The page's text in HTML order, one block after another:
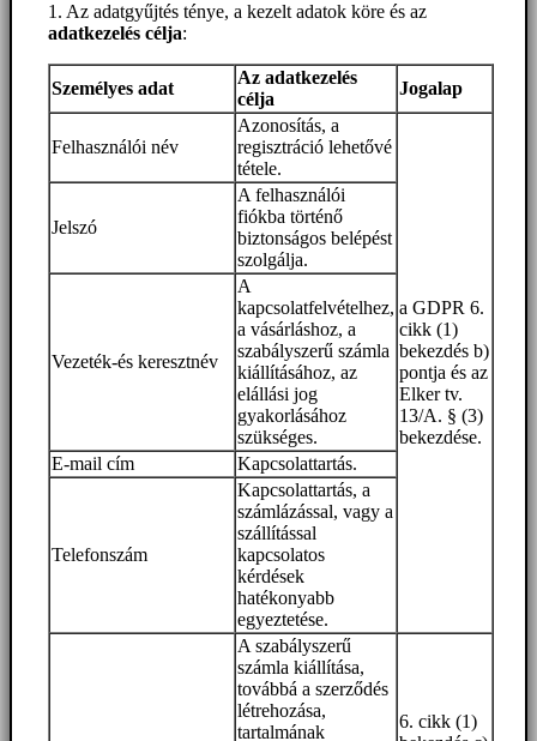
1. Az adatgyűjtés ténye, a kezelt adatok köre és az
adatkezelés célja:
Személyes adat
Az adatkezelés
célja
Jogalap
Felhasználói név
Azonosítás, a
regisztráció lehetővé
tétele.
a GDPR 6.
cikk (1)
bekezdés b)
pontja és az
Elker tv.
13/A. § (3)
bekezdése.
Jelszó
A felhasználói
fiókba történő
biztonságos belépést
szolgálja.
Vezeték-és keresztnév
A
kapcsolatfelvételhez,
a vásárláshoz, a
szabályszerű számla
kiállításához, az
elállási jog
gyakorlásához
szükséges.
E-mail cím
Kapcsolattartás.
Telefonszám
Kapcsolattartás, a
számlázással, vagy a
szállítással
kapcsolatos
kérdések
hatékonyabb
egyeztetése.
A szabályszerű
számla kiállítása,
továbbá a szerződés
létrehozása,
tartalmának
6. cikk (1)